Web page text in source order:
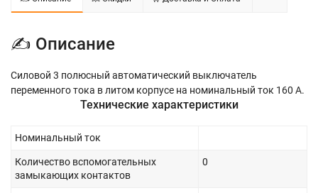
✍ Описание
Силовой 3 полюсный автоматический выключатель
переменного тока в литом корпусе на номинальный ток 160 А.
Технические характеристики
Номинальный ток
Количество вспомогательных
замыкающих контактов
0